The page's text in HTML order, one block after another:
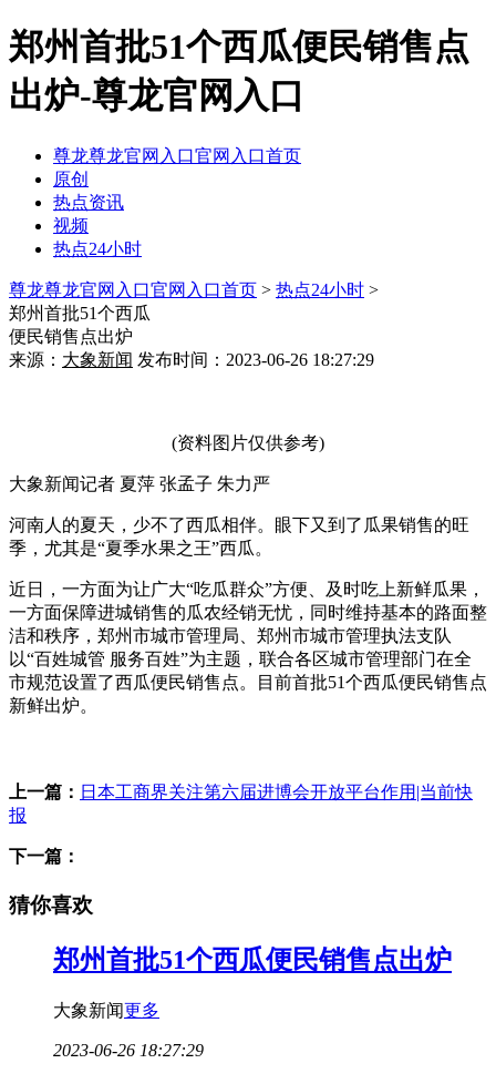
郑州首批51个西瓜便民销售点
出炉-尊龙官网入口
尊龙尊龙官网入口官网入口首页
原创
热点资讯
视频
热点24小时
尊龙尊龙官网入口官网入口首页 > 热点24小时 >
郑州首批51个西瓜
便民销售点出炉
来源： 大象新闻 发布时间：2023-06-26 18:27:29
(资料图片仅供参考)
大象新闻记者 夏萍 张孟子 朱力严
河南人的夏天，少不了西瓜相伴。眼下又到了瓜果销售的旺
季，尤其是“夏季水果之王”西瓜。
近日，一方面为让广大“吃瓜群众”方便、及时吃上新鲜瓜果，
一方面保障进城销售的瓜农经销无忧，同时维持基本的路面整
洁和秩序，郑州市城市管理局、郑州市城市管理执法支队
以“百姓城管 服务百姓”为主题，联合各区城市管理部门在全
市规范设置了西瓜便民销售点。目前首批51个西瓜便民销售点
新鲜出炉。
上一篇： 日本工商界关注第六届进博会开放平台作用|当前快
报
下一篇：
猜你喜欢
郑州首批51个西瓜便民销售点出炉
大象新闻更多
2023-06-26 18:27:29